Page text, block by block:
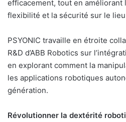
efficacement, tout en améliorant
flexibilité et la sécurité sur le
PSYONIC travaille en étroite
R&D d’ABB Robotics sur
en explorant comment la
les applications robotiques
génération.
Révolutionner la dextérité